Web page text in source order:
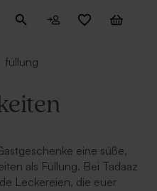
füllung
eine süße,
als Füllung. Bei Tadaaz
Leckereien, die euer